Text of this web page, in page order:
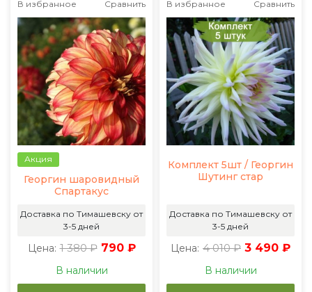
В избранное Сравнить
Акция
Георгин шаровидный
Спартакус
Доставка по Тимашевску от
3-5 дней
Цена: 1 380 ₽ 790 ₽
В наличии
В избранное Сравнить
Комплект 5шт / Георгин
Шутинг стар
Доставка по Тимашевску от
3-5 дней
Цена: 4 010 ₽ 3 490 ₽
В наличии